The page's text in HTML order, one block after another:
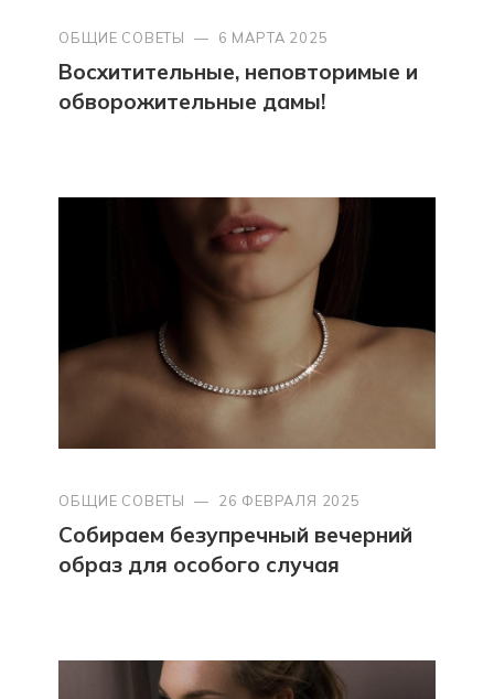
ОБЩИЕ СОВЕТЫ — 6 МАРТА 2025
Восхитительные, неповторимые и
обворожительные дамы!
ОБЩИЕ СОВЕТЫ — 26 ФЕВРАЛЯ 2025
Собираем безупречный вечерний
образ для особого случая